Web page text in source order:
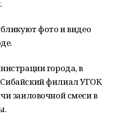
фото и видео
города, в
филиал УГОК
заиловочной смеси в